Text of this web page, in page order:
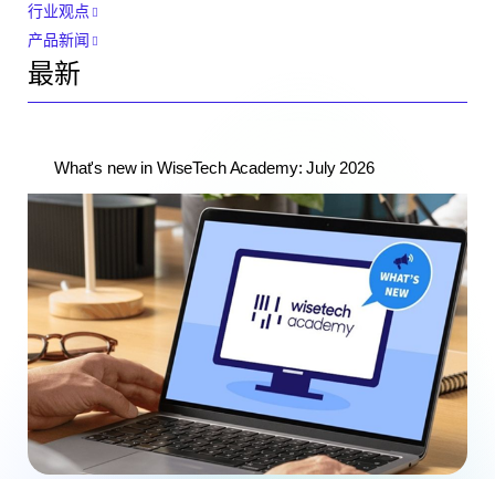
行业观点
产品新闻
最新
What's new in WiseTech Academy: July 2026